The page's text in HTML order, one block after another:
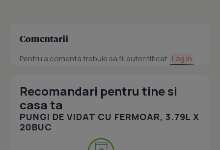
Comentarii
Pentru a comenta trebuie sa fii autentificat. Log in
Recomandari pentru tine si
casa ta
PUNGI DE VIDAT CU FERMOAR, 3.79L X
20BUC